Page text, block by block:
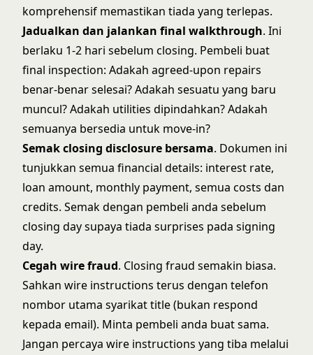
komprehensif memastikan tiada yang terlepas.
Jadualkan dan jalankan final walkthrough. Ini
berlaku 1-2 hari sebelum closing. Pembeli buat
final inspection: Adakah agreed-upon repairs
benar-benar selesai? Adakah sesuatu yang baru
muncul? Adakah utilities dipindahkan? Adakah
semuanya bersedia untuk move-in?
Semak closing disclosure bersama. Dokumen ini
tunjukkan semua financial details: interest rate,
loan amount, monthly payment, semua costs dan
credits. Semak dengan pembeli anda sebelum
closing day supaya tiada surprises pada signing
day.
Cegah wire fraud. Closing fraud semakin biasa.
Sahkan wire instructions terus dengan telefon
nombor utama syarikat title (bukan respond
kepada email). Minta pembeli anda buat sama.
Jangan percaya wire instructions yang tiba melalui